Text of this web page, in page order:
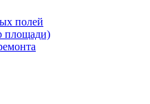
полей
площади)